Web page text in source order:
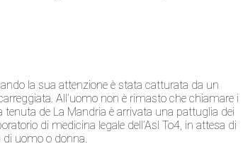
la sua attenzione è stata catturata da un
All’uomo non è rimasto che chiamare i
de La Mandria è arrivata una pattuglia dei
di medicina legale dell’Asl To4, in attesa di
uomo o donna.